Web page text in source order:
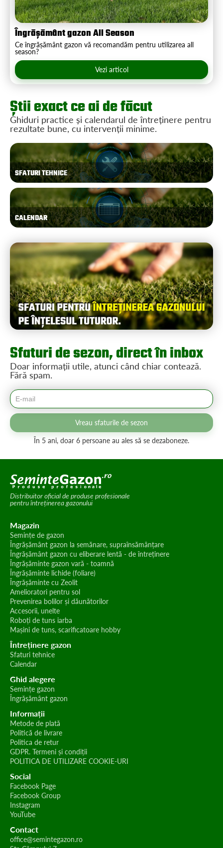
Îngrășământ gazon All Season
Ce îngrășământ gazon vă recomandăm pentru utilizarea all
season?
Vezi articol
Știi exact ce ai de făcut
Ghiduri practice și calendarul de întreținere pentru
rezultate bune, cu intervenții minime.
SFATURI TEHNICE
CALENDAR
Sfaturi de sezon, direct în inbox
Doar informații utile, atunci când chiar contează.
Fără spam.
Vreau sfaturile de sezon
În 5 ani, doar 6 persoane au ales să se dezaboneze.
Distribuitor oficial de produse profesionale
pentru întreținerea gazonului
Magazin
Semințe de gazon
Îngrășământ gazon la semănare, supraînsămânțare
Îngrășământ gazon cu eliberare lentă - de întreținere
Îngrășăminte gazon vară - toamnă
Îngrășăminte lichide (foliare)
Îngrășăminte cu Zeolit
Amelioratori pentru sol
Prevenirea bolilor și dăunătorilor
Accesorii, unelte
Roboți de tuns iarba
Mașini de tuns, scarificatoare hobby
Întreținere gazon
Sfaturi tehnice
Calendar
Ghid alegere
Semințe gazon
Îngrășământ gazon
Informații
Metode de plată
Politică de livrare
Politica de retur
GDPR. Termeni și condiții
POLITICA DE UTILIZARE COOKIE-URI
Social
Facebook Page
Facebook Group
Instagram
YouTube
Contact
office@semintegazon.ro